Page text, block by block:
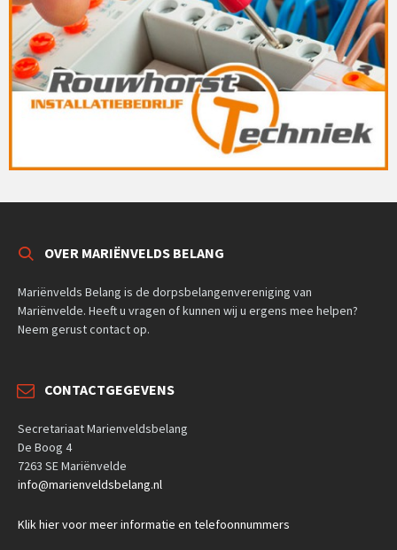
OVER MARIËNVELDS BELANG
Mariënvelds Belang is de dorpsbelangenvereniging van
Mariënvelde. Heeft u vragen of kunnen wij u ergens mee helpen?
Neem gerust contact op.
CONTACTGEGEVENS
Secretariaat Marienveldsbelang
De Boog 4
7263 SE Mariënvelde
info@marienveldsbelang.nl
Klik hier voor meer informatie en telefoonnummers